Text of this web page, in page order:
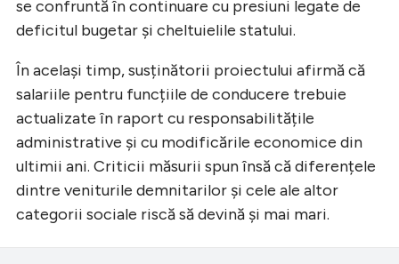
se confruntă în continuare cu presiuni legate de
deficitul bugetar și cheltuielile statului.
În același timp, susținătorii proiectului afirmă că
salariile pentru funcțiile de conducere trebuie
actualizate în raport cu responsabilitățile
administrative și cu modificările economice din
ultimii ani. Criticii măsurii spun însă că diferențele
dintre veniturile demnitarilor și cele ale altor
categorii sociale riscă să devină și mai mari.